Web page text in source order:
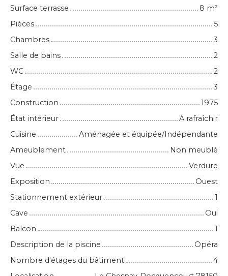
Surface terrasse
8 m²
Pièces
5
Chambres
3
Salle de bains
2
WC
2
Étage
3
Construction
1975
État intérieur
A rafraîchir
Cuisine
Aménagée et équipée/Indépendante
Ameublement
Non meublé
Vue
Verdure
Exposition
Ouest
Stationnement extérieur
1
Cave
Oui
Balcon
1
Description de la piscine
Opéra
Nombre d'étages du bâtiment
4